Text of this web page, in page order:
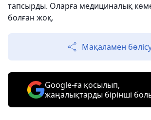
тапсырды. Оларға медициналық
болған жоқ.
Мақаламен
Google-ға қосылып,
жаңалықтарды бірінші